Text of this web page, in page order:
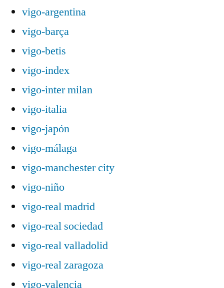
vigo-argentina
vigo-barça
vigo-betis
vigo-index
vigo-inter milan
vigo-italia
vigo-japón
vigo-málaga
vigo-manchester city
vigo-niño
vigo-real madrid
vigo-real sociedad
vigo-real valladolid
vigo-real zaragoza
vigo-valencia